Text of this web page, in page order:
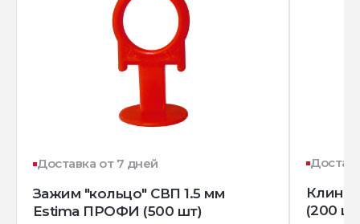
Доставка от 7 дней
Зажим "кольцо" СВП 1.5 мм
Estima ПРОФИ (500 шт)
Клин
(200